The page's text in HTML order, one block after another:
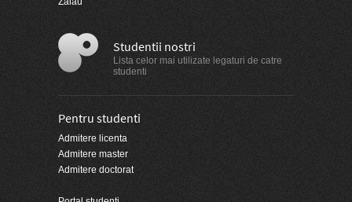
Studentii nostri
Lista celor mai utilizate legaturi de catre
studenti
Pentru studenti
Admitere licenta
Admitere master
Admitere doctorat